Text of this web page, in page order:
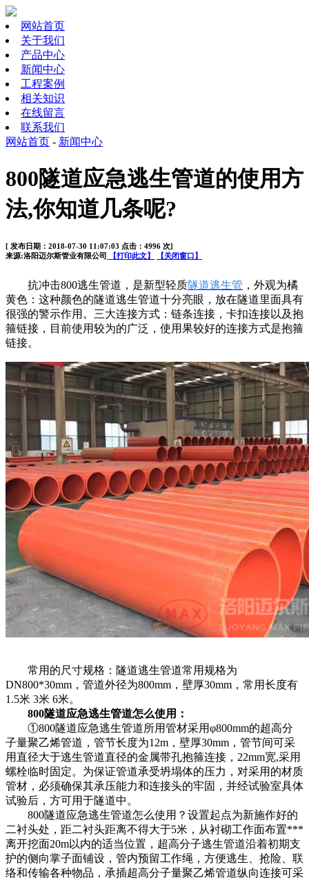
网站首页
关于我们
产品中心
新闻中心
工程案例
相关知识
在线留言
联系我们
网站首页 - 新闻中心
800隧道应急逃生管道的使用方
法,你知道几条呢?
[ 发布日期：2018-07-30 11:07:03 点击：4996 次]
来源:洛阳迈尔斯管业有限公司
【打印此文】 【关闭窗口】
抗冲击800逃生管道，是新型轻质隧道逃生管 ，外观为橘
黄色：这种颜色的隧道逃生管道十分亮眼，放在隧道里面具有
很强的警示作用。三大连接方式：链条连接，卡扣连接以及抱
箍链接，目前使用较为的广泛，使用果较好的连接方式是抱箍
链接。
常用的尺寸规格：隧道逃生管道常用规格为
DN800*30mm，管道外径为800mm，壁厚30mm，常用长度有
1.5米 3米 6米。
800隧道应急逃生管道怎么使用：
①800隧道应急逃生管道所用管材采用φ800mm的超高分
子量聚乙烯管道，管节长度为12m，壁厚30mm，管节间可采
用直径大于逃生管道直径的金属带孔抱箍连接，22mm宽,采用
螺栓临时固定。为保证管道承受坍塌体的压力，对采用的材质
管材，必须确保其承压能力和连接头的牢固，并经试验室具体
试验后，方可用于隧道中。
800隧道应急逃生管道怎么使用？设置起点为新施作好的
二衬头处，距二衬头距离不得大于5米，从衬砌工作面布置***
离开挖面20m以内的适当位置，超高分子逃生管道沿着初期支
护的侧向掌子面铺设，管内预留工作绳，方便逃生、抢险、联
络和传输各种物品，承插超高分子量聚乙烯管道纵向连接可采